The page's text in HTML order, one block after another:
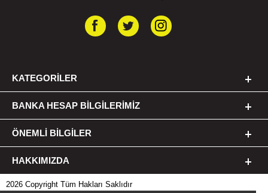
düzenlenmiş önayarlar ile 400 / 800 / 1600 / 2400 / 3200 / 4000
KATEGORILER
BANKA HESAP BILGILERIMIZ
ÖNEMLI BILGILER
HAKKIMIZDA
2026 Copyright Tüm Hakları Saklıdır